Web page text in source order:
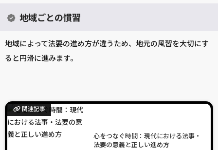
地域ごとの慣習
地域によって法要の進め方が違うため、地元の風習を大切にす
ると円滑に進みます。
関連記事
心をつなぐ時間：現代における法事・
法要の意義と正しい進め方